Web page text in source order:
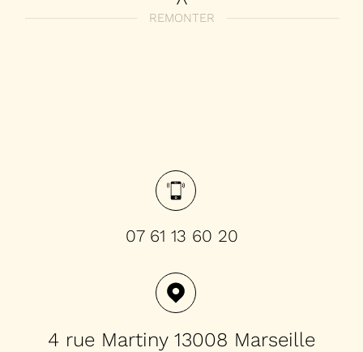
REMONTER
07 61 13 60 20
4 rue Martiny 13008 Marseille